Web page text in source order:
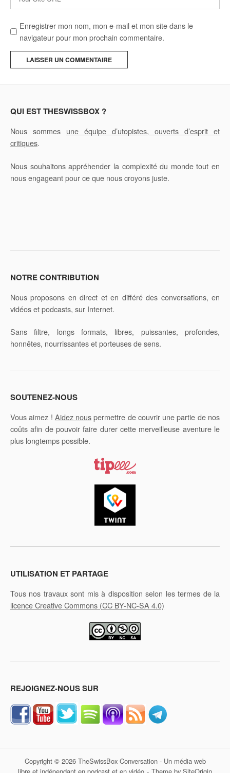
Enregistrer mon nom, mon e-mail et mon site dans le
navigateur pour mon prochain commentaire.
l
QUI EST THESWISSBOX ?
Nous sommes une équipe d’utopistes, ouverts d’esprit et
critiques.
Nous souhaitons appréhender la complexité du monde tout en
nous engageant pour ce que nous croyons juste.
NOTRE CONTRIBUTION
Nous proposons en direct et en différé des conversations, en
vidéos et podcasts, sur Internet.
Sans filtre, longs formats, libres, puissantes, profondes,
honnêtes, nourrissantes et porteuses de sens.
SOUTENEZ-NOUS
Vous aimez ! Aidez nouspermettre de couvrir une partie de nos
coûts afin de pouvoir faire durer cette merveilleuse aventure le
plus longtemps possible.
UTILISATION ET PARTAGE
Tous nos travaux sont mis à disposition selon les termes de la
licence Creative Commons (CC BY-NC-SA 4.0)
REJOIGNEZ-NOUS SUR
Copyright © 2026 TheSwissBox Conversation - Un média web